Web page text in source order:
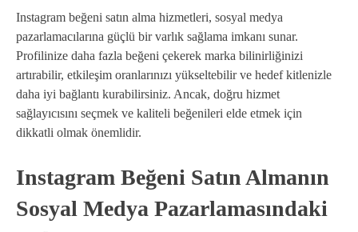
Instagram beğeni satın alma hizmetleri, sosyal medya
pazarlamacılarına güçlü bir varlık sağlama imkanı sunar.
Profilinize daha fazla beğeni çekerek marka bilinirliğinizi
artırabilir, etkileşim oranlarınızı yükseltebilir ve hedef kitlenizle
daha iyi bağlantı kurabilirsiniz. Ancak, doğru hizmet
sağlayıcısını seçmek ve kaliteli beğenileri elde etmek için
dikkatli olmak önemlidir.
Instagram Beğeni Satın Almanın
Sosyal Medya Pazarlamasındaki